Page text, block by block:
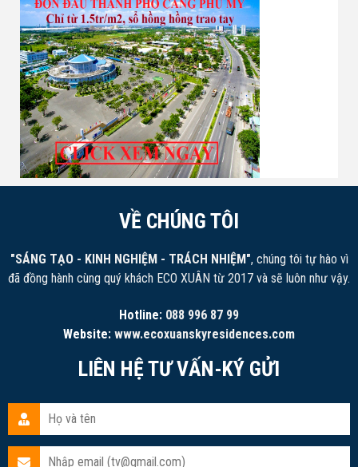
VỀ CHÚNG TÔI
"SÁNG TẠO - KINH NGHIỆM - TRÁCH NHIỆM", chúng tôi tự hào vì
đã đồng hành cùng quý khách ECO XUÂN từ 2017 và sẽ luôn như vậy.
Hotline: 088 996 87 99
Website: www.ecoxuanskyresidences.com
LIÊN HỆ TƯ VẤN-KÝ GỬI